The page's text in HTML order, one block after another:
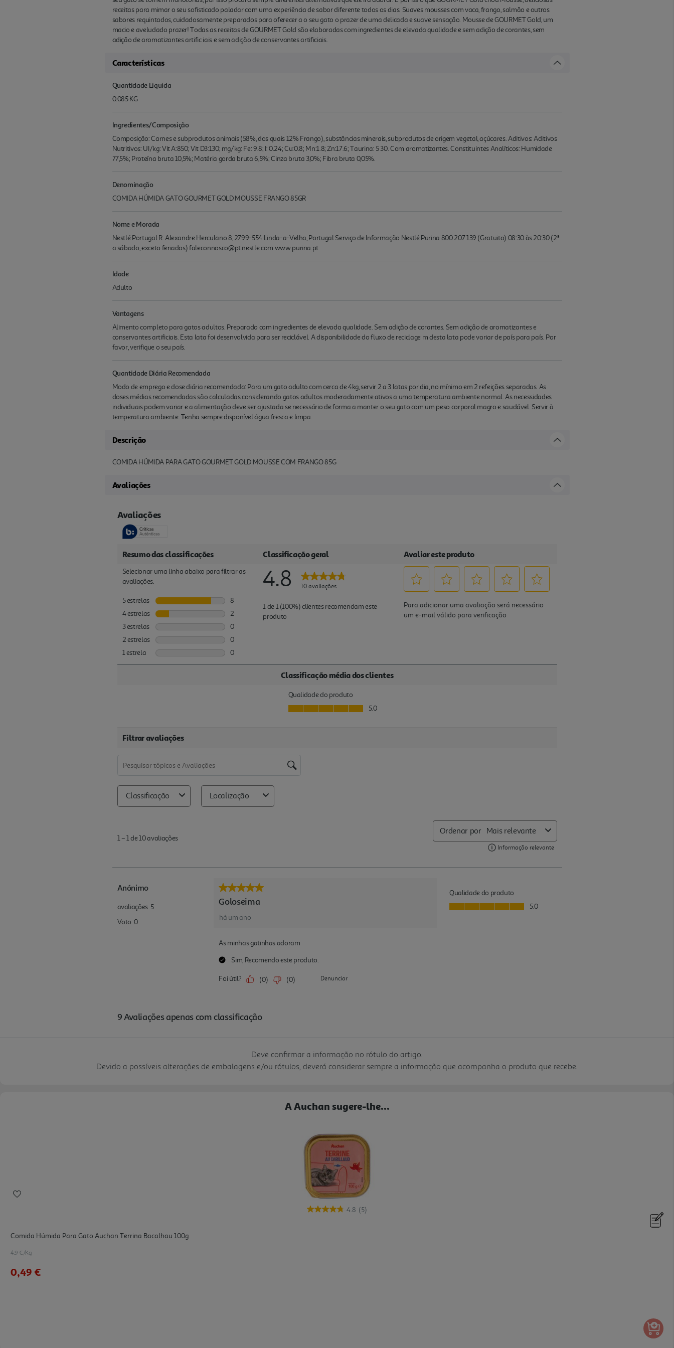
receitas para mimar o seu sofisticado paladar com uma experiência de sabor diferente todos os dias. Suaves mousses com vaca, frango, salmão e outros
sabores requintados, cuidadosamente preparados para oferecer a o seu gato o prazer de uma delicada e suave sensação. Mousse de GOURMET Gold, um
macio e aveludado prazer! Todas as receitas de GOURMET Gold são elaboradas com ingredientes de elevada qualidade e sem adição de corantes, sem
adição de aromatizantes artific iais e sem adição de conservantes artificiais.
Características
Quantidade Liquida
0.085 KG
Ingredientes/Composição
Composição: Carnes e subprodutos animais (58%, dos quais 12% Frango), substâncias minerais, subprodutos de origem vegetal, açúcares. Aditivos: Aditivos
Nutritivos: UI/kg: Vit A:850; Vit D3:130; mg/kg: Fe: 9.8; I: 0.24; Cu:0.8; Mn:1.8; Zn:17.6; Taurina: 5 30. Com aromatizantes. Constituintes Analíticos: Humidade
77,5%; Proteína bruta 10,5%; Matéria gorda bruta 6,5%; Cinza bruta 3,0%; Fibra bruta 0,05%.
Denominação
COMIDA HÚMIDA GATO GOURMET GOLD MOUSSE FRANGO 85GR
Nome e Morada
Nestlé Portugal R. Alexandre Herculano 8, 2799-554 Linda-a-Velha, Portugal Serviço de Informação Nestlé Purina 800 207 139 (Gratuito) 08:30 às 20:30 (2ª
a sábado, exceto feriados) faleconnosco@pt.nestle.com www.purina.pt
Idade
Adulto
Vantagens
Alimento completo para gatos adultos. Preparado com ingredientes de elevada qualidade. Sem adição de corantes. Sem adição de aromatizantes e
conservantes artificiais. Esta lata foi desenvolvida para ser reciclável. A disponibilidade do fluxo de reciclage m desta lata pode variar de país para país. Por
favor, verifique o seu país.
Quantidade Diária Recomendada
Modo de emprego e dose diária recomendada: Para um gato adulto com cerca de 4kg, servir 2 a 3 latas por dia, no mínimo em 2 refeições separadas. As
doses médias recomendadas são calculadas considerando gatos adultos moderadamente ativos a uma temperatura ambiente normal. As necessidades
individuais podem variar e a alimentação deve ser ajustada se necessário de forma a manter o seu gato com um peso corporal magro e saudável. Servir à
temperatura ambiente. Tenha sempre disponível água fresca e limpa.
Descrição
COMIDA HÚMIDA PARA GATO GOURMET GOLD MOUSSE COM FRANGO 85G
Avaliações
Deve confirmar a informação no rótulo do artigo.
Devido a possíveis alterações de embalagens e/ou rótulos, deverá considerar sempre a informação que acompanha o produto que recebe.
A Auchan sugere-lhe...
4.8 (5)
Comida Húmida Para Gato Auchan Terrina Bacalhau 100g
4.9 €/Kg
0,49 €